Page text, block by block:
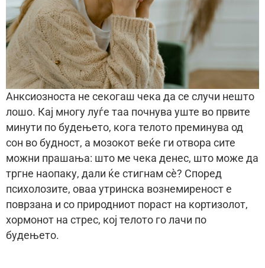
Анксиозноста не секогаш чека да се случи нешто
лошо. Кај многу луѓе таа почнува уште во првите
минути по будењето, кога телото преминува од
сон во будност, а мозокот веќе ги отвора сите
можни прашања: што ме чека денес, што може да
тргне наопаку, дали ќе стигнам сè? Според
психолозите, оваа утринска вознемиреност е
поврзана и со природниот пораст на кортизолот,
хормонот на стрес, кој телото го лачи по
будењето.